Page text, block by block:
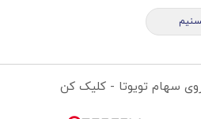
سهام تویوتا - کلیک کن